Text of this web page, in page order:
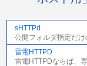
sHTTPd
公開フォルダ指定だ
雷電HTTPD
雷電HTTPDならば、